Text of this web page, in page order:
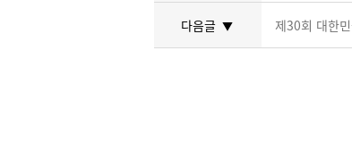
다음글 ▼ 제30회 대한